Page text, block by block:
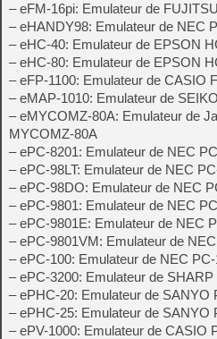
– eFM-16pi: Emulateur de
– eHANDY98: Emulateur de NEC
– eHC-40: Emulateur de EPSON
– eHC-80: Emulateur de EPSON
– eFP-1100: Emulateur de CASIO
– eMAP-1010: Emulateur de
– eMYCOMZ-80A: Emulateur de
MYCOMZ-80A
– ePC-8201: Emulateur de NEC
– ePC-98LT: Emulateur de NEC
– ePC-98DO: Emulateur de NEC
– ePC-9801: Emulateur de NEC
– ePC-9801E: Emulateur de NEC
– ePC-9801VM: Emulateur de
– ePC-100: Emulateur de NEC
– ePC-3200: Emulateur de SHARP
– ePHC-20: Emulateur de SANYO
– ePHC-25: Emulateur de SANYO
– ePV-1000: Emulateur de CASIO